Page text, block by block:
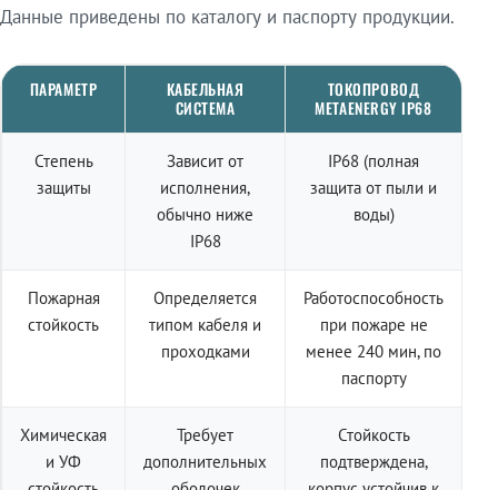
Данные приведены по каталогу и паспорту продукции.
ПАРАМЕТР
КАБЕЛЬНАЯ
СИСТЕМА
ТОКОПРОВОД
METAENERGY IP68
Степень
защиты
Зависит от
исполнения,
обычно ниже
IP68
IP68 (полная
защита от пыли и
воды)
Пожарная
стойкость
Определяется
типом кабеля и
проходками
Работоспособность
при пожаре не
менее 240 мин, по
паспорту
Химическая
и УФ
Требует
дополнительных
Стойкость
подтверждена,